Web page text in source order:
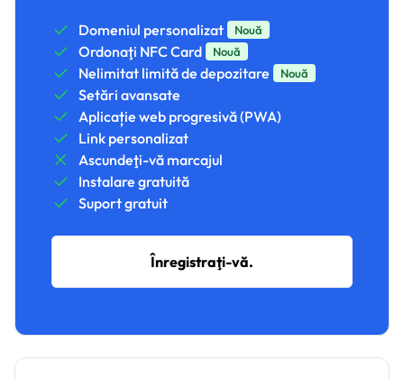
Domeniul personalizat Nouă
Ordonaţi NFC Card Nouă
Nelimitat limită de depozitare Nouă
Setări avansate
Aplicație web progresivă (PWA)
Link personalizat
Ascundeţi-vă marcajul
Instalare gratuită
Suport gratuit
Înregistraţi-vă.